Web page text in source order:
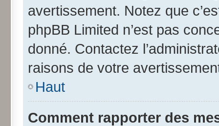
avertissement. Notez que
phpBB Limited n’est pas
donné. Contactez
raisons de votre
Haut
Comment rapporter des